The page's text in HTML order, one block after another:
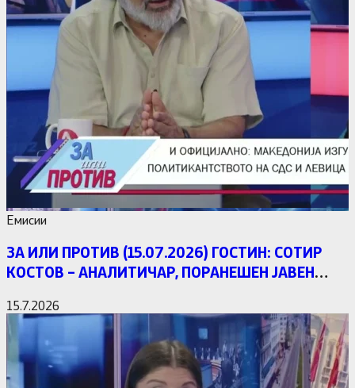
Емисии
ЗА ИЛИ ПРОТИВ (15.07.2026) ГОСТИН: СОТИР
КОСТОВ – АНАЛИТИЧАР, ПОРАНЕШЕН ЈАВЕН
15.7.2026